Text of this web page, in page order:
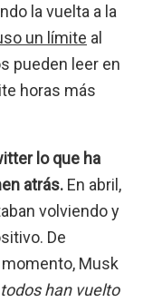
la vuelta a la
un límite al
pueden leer en
horas más
lo que ha
atrás. En abril,
volviendo y
De
Musk
han vuelto